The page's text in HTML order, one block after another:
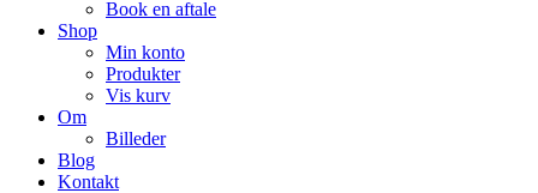
Book en aftale
Shop
Min konto
Produkter
Vis kurv
Om
Billeder
Blog
Kontakt